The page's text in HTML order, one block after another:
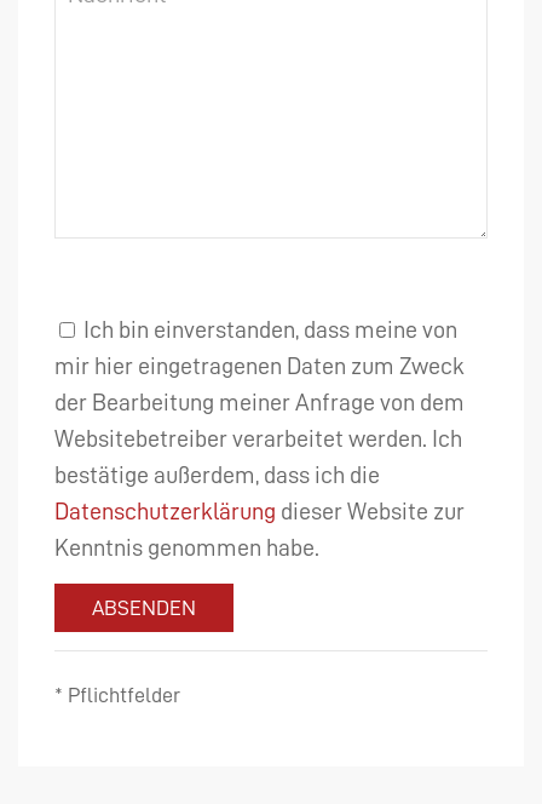
Ich bin einverstanden, dass meine von
mir hier eingetragenen Daten zum Zweck
der Bearbeitung meiner Anfrage von dem
Websitebetreiber verarbeitet werden. Ich
bestätige außerdem, dass ich die
Datenschutzerklärung dieser Website zur
Kenntnis genommen habe.
ABSENDEN
* Pflichtfelder